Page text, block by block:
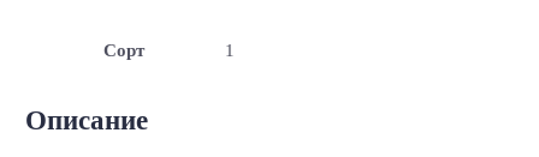
Сорт 1
Описание